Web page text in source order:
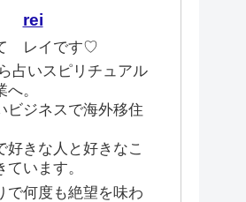
rei
レイです♡
占いスピリチュアル
。
ビジネスで海外移住
好きな人と好きなこ
ています。
で何度も絶望を味わ